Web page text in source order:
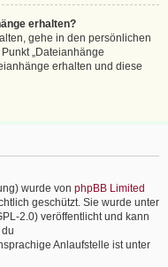
erhalten?
gehe in den persönlichen
„Dateianhänge
erhalten und diese
wurde von phpBB Limited
geschützt. Sie wurde unter
2.0) veröffentlicht und kann
Anlaufstelle ist unter